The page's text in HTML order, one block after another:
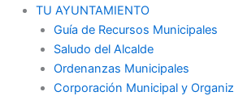
TU AYUNTAMIENTO
Guía de Recursos Municipales
Saludo del Alcalde
Ordenanzas Municipales
Corporación Municipal y